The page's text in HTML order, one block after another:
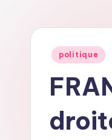
video
complet
français
Posted
politique